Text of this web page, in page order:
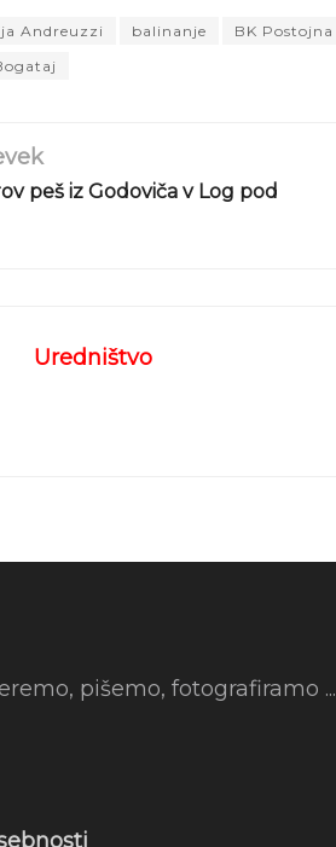
Andreuzzi balinanje BK Postojna
peš iz Godoviča v Log pod
Uredništvo
pišemo, fotografiramo ...